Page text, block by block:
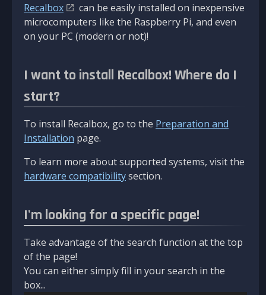
Recalbox
can be easily installed on inexpensive
microcomputers like the Raspberry Pi, and even
on your PC (modern or not)!
I want to install Recalbox! Where do I
start?
To install Recalbox, go to the Preparation and
Installation page.
To learn more about supported systems, visit the
hardware compatibilitysection.
I'm looking for a specific page!
Take advantage of the search function at the top
of the page!
You can either simply fill in your search in the
box...